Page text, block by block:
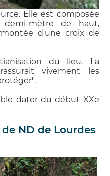
Elle est composée
mètre de haut,
d'une croix de
du lieu. La
vivement les
dater du début XXe
ND de Lourdes